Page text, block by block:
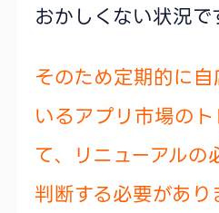
おかしくない状況で
そのため定期的に
いるアプリ市場の
て、リニューアル
判断する必要があり